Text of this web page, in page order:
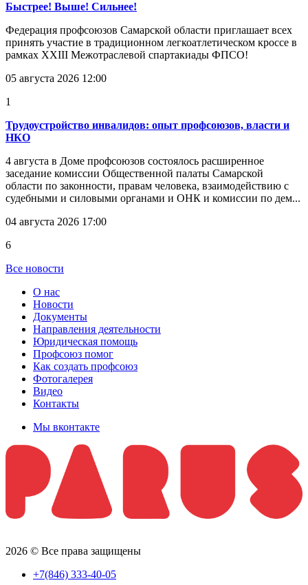
Быстрее! Выше! Сильнее!
Федерация профсоюзов Самарской области приглашает всех
принять участие в традиционном легкоатлетическом кроссе в
рамках XXIII Межотраслевой спартакиады ФПСО!
05 августа 2026 12:00
1
Трудоустройство инвалидов: опыт профсоюзов, власти и
НКО
4 августа в Доме профсоюзов состоялось расширенное
заседание комиссии Общественной палаты Самарской
области по законности, правам человека, взаимодействию с
судебными и силовыми органами и ОНК и комиссии по дем...
04 августа 2026 17:00
6
Все новости
О нас
Новости
Документы
Направления деятельности
Юридическая помощь
Профсоюз помог
Как создать профсоюз
Фотогалерея
Видео
Контакты
Мы вконтакте
2026 © Все права защищены
+7(846) 333-40-05